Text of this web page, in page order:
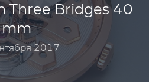
Three Bridges 40
mm
2017